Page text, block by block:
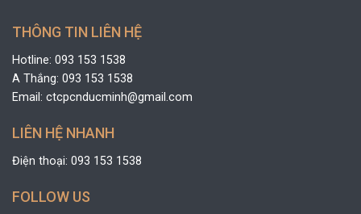
THÔNG TIN LIÊN HỆ
Hotline: 093 153 1538
A Thắng: 093 153 1538
Email: ctcpcnducminh@gmail.com
LIÊN HỆ NHANH
Điện thoại: 093 153 1538
FOLLOW US